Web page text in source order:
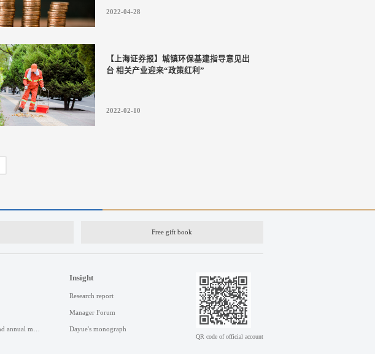
2022-04-28
【上海证券报】城镇环保基建指导意见出
台 相关产业迎来“政策红利”
2022-02-10
Free gift book
Insight
Research report
Manager Forum
Dayue's monograph
QR code of official account